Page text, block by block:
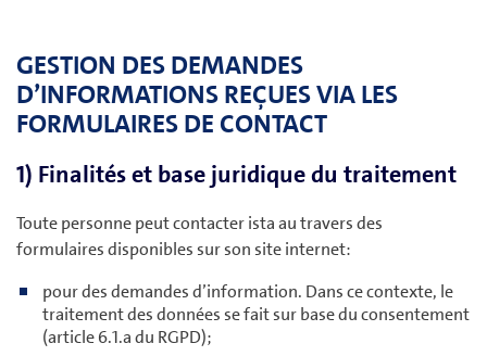
GESTION DES DEMANDES
D’INFORMATIONS REÇUES VIA LES
FORMULAIRES DE CONTACT
1) Finalités et base juridique du traitement
Toute personne peut contacter ista au travers des
formulaires disponibles sur son site internet:
pour des demandes d’information. Dans ce contexte, le
traitement des données se fait sur base du consentement
(article 6.1.a du RGPD);